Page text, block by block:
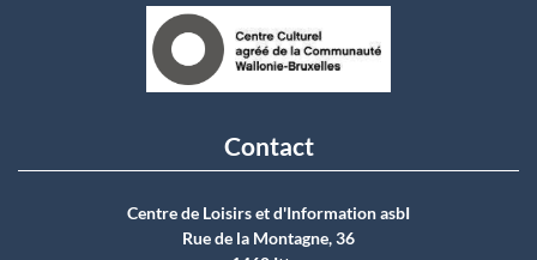
Contact
Centre de Loisirs et d'Information asbI
Rue de la Montagne, 36